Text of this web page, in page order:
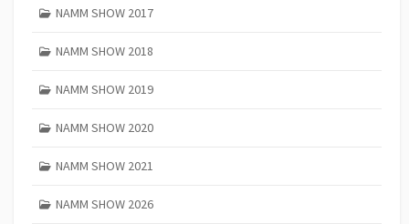
NAMM SHOW 2017
NAMM SHOW 2018
NAMM SHOW 2019
NAMM SHOW 2020
NAMM SHOW 2021
NAMM SHOW 2026